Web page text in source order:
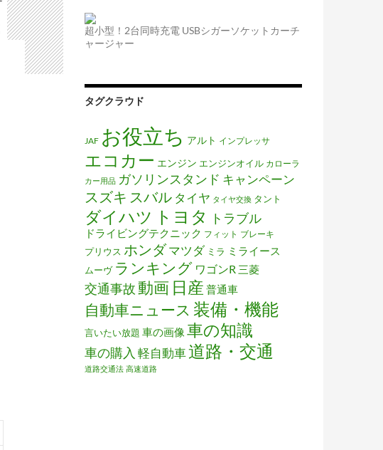
超小型！2台同時充電 USBシガーソケットカーチ
ャージャー
タグクラウド
JAF お役立ち アルト インプレッサ
エコカー エンジン エンジンオイル カローラ
カー用品 ガソリンスタンド キャンペーン
スズキ スバル タイヤ タイヤ交換 タント
ダイハツ トヨタ トラブル
ドライビングテクニック フィット ブレーキ
プリウス ホンダマツダ ミラ ミライース
ムーヴ ランキング ワゴンR 三菱
交通事故動画 日産 普通車
自動車ニュース 装備・機能
言いたい放題 車の画像 車の知識
車の購入 軽自動車道路・交通
道路交通法 高速道路